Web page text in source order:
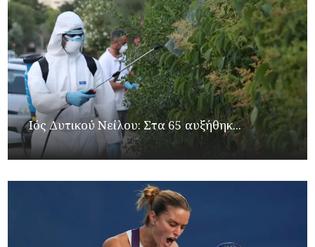
Ιός Δυτικού Νείλου: Στα 65 αυξήθηκ...